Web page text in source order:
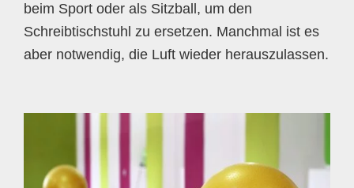
beim Sport oder als Sitzball, um den
Schreibtischstuhl zu ersetzen. Manchmal ist es
aber notwendig, die Luft wieder herauszulassen.